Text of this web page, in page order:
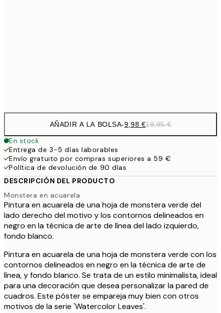
AÑADIR A LA BOLSA-9,98 €19,95 €
En stock
Entrega de 3-5 días laborables
Envío gratuito por compras superiores a 59 €
Política de devolución de 90 días
DESCRIPCIÓN DEL PRODUCTO
Monstera en acuarela
Pintura en acuarela de una hoja de monstera verde del
lado derecho del motivo y los contornos delineados en
negro en la técnica de arte de línea del lado izquierdo,
fondo blanco.
Pintura en acuarela de una hoja de monstera verde con los
contornos delineados en negro en la técnica de arte de
línea, y fondo blanco. Se trata de un estilo minimalista, ideal
para una decoración que desea personalizar la pared de
cuadros. Este póster se empareja muy bien con otros
motivos de la serie 'Watercolor Leaves'.